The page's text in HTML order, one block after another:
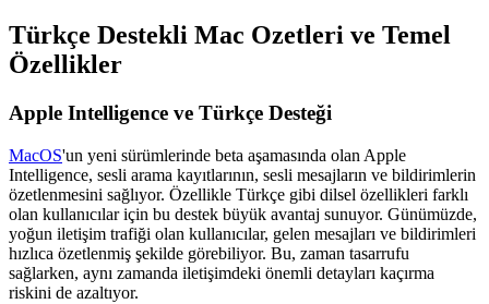
Türkçe Destekli Mac Ozetleri ve Temel
Özellikler
Apple Intelligence ve Türkçe Desteği
MacOS'un yeni sürümlerinde beta aşamasında olan Apple
Intelligence, sesli arama kayıtlarının, sesli mesajların ve bildirimlerin
özetlenmesini sağlıyor. Özellikle Türkçe gibi dilsel özellikleri farklı
olan kullanıcılar için bu destek büyük avantaj sunuyor. Günümüzde,
yoğun iletişim trafiği olan kullanıcılar, gelen mesajları ve bildirimleri
hızlıca özetlenmiş şekilde görebiliyor. Bu, zaman tasarrufu
sağlarken, aynı zamanda iletişimdeki önemli detayları kaçırma
riskini de azaltıyor.